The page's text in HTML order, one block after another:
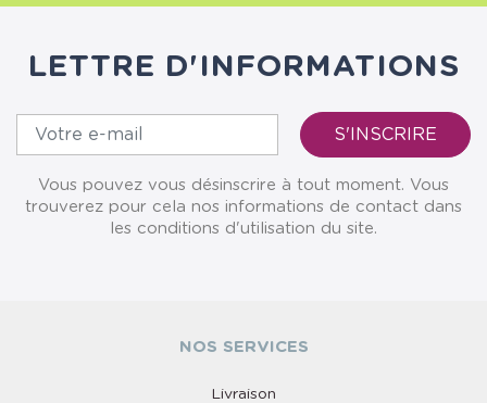
LETTRE D'INFORMATIONS
Vous pouvez vous désinscrire à tout moment. Vous
trouverez pour cela nos informations de contact dans
les conditions d'utilisation du site.
NOS SERVICES
Livraison